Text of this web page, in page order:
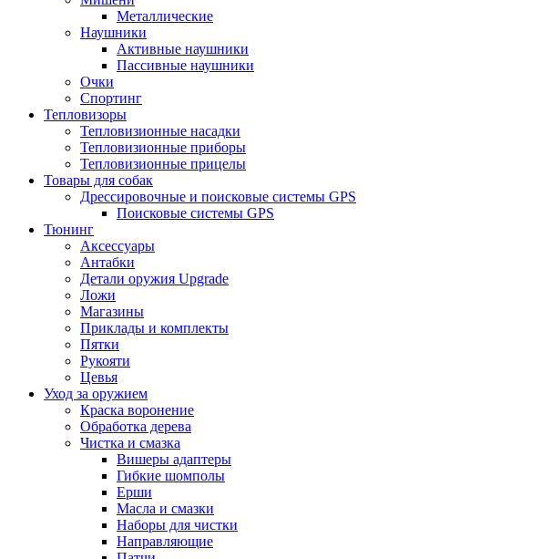
Металлические
Наушники
Активные наушники
Пассивные наушники
Очки
Спортинг
Тепловизоры
Тепловизионные насадки
Тепловизионные приборы
Тепловизионные прицелы
Товары для собак
Дрессировочные и поисковые системы GPS
Поисковые системы GPS
Тюнинг
Аксессуары
Антабки
Детали оружия Upgrade
Ложи
Магазины
Приклады и комплекты
Пятки
Рукояти
Цевья
Уход за оружием
Краска воронение
Обработка дерева
Чистка и смазка
Вишеры адаптеры
Гибкие шомполы
Ерши
Масла и смазки
Наборы для чистки
Направляющие